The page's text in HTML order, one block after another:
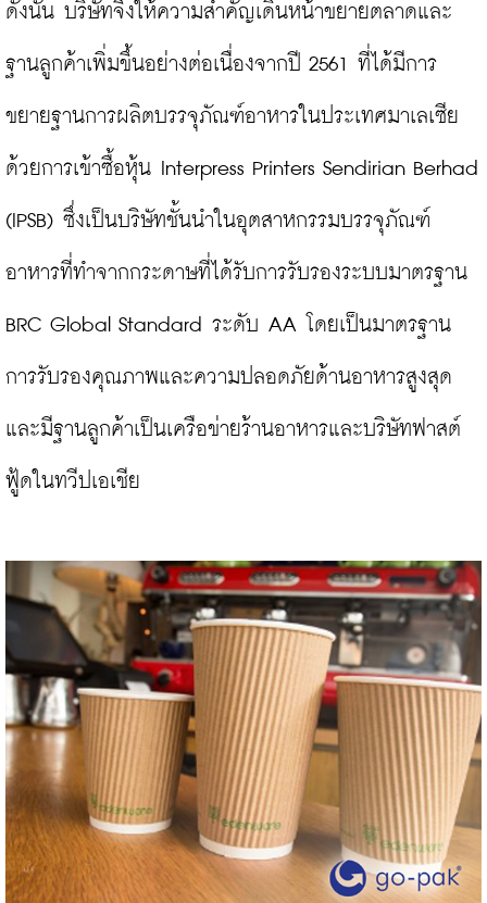
ดังนั้น บริษัทจึงให้ความสำคัญเดินหน้าขยายตลาดและ
ฐานลูกค้าเพิ่มขึ้นอย่างต่อเนื่องจากปี 2561 ที่ได้มีการ
ขยายฐานการผลิตบรรจุภัณฑ์อาหารในประเทศมาเลเซีย
ด้วยการเข้าซื้อหุ้น Interpress Printers Sendirian Berhad
(IPSB) ซึ่งเป็นบริษัทชั้นนำในอุตสาหกรรมบรรจุภัณฑ์
อาหารที่ทำจากกระดาษที่ได้รับการรับรองระบบมาตรฐาน
BRC Global Standard ระดับ AA โดยเป็นมาตรฐาน
การรับรองคุณภาพและความปลอดภัยด้านอาหารสูงสุด
และมีฐานลูกค้าเป็นเครือข่ายร้านอาหารและบริษัทฟาสต์
ฟู้ดในทวีปเอเชีย